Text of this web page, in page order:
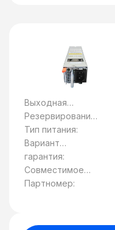
Выходная
мощность, Вт:
Резервирование
блока питания:
Тип питания:
Вариант
исполнения:
гарантия:
Совместимое
оборудование:
Партномер: